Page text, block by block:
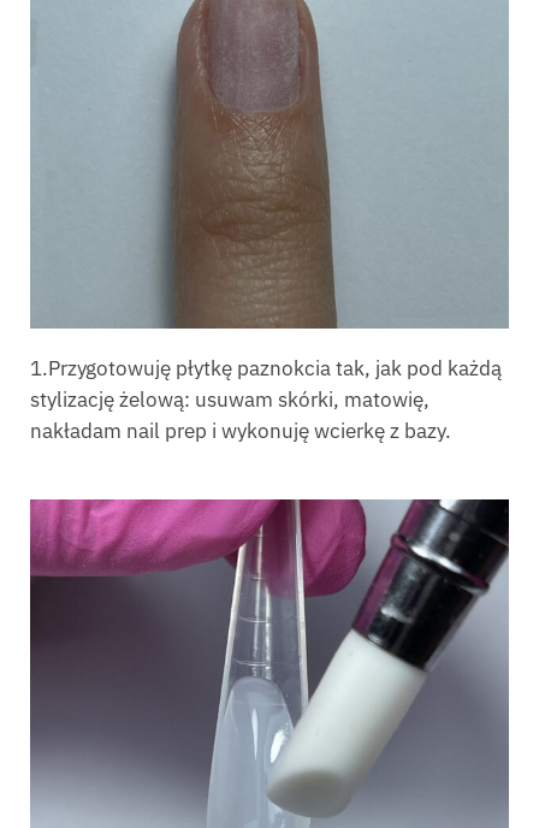
1.Przygotowuję płytkę paznokcia tak, jak pod każdą
stylizację żelową: usuwam skórki, matowię,
nakładam nail prep i wykonuję wcierkę z bazy.